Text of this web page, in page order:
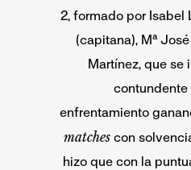
2, formado por Isabel
(capitana), Mª
Martínez, que se
contundente
enfrentamiento
matchescon
hizo que con la